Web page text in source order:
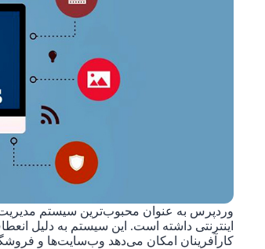
اینترنتی داشته است. این سیستم به دلیل
کارآفرینان امکان می‌دهد وب‌سایت‌ها و